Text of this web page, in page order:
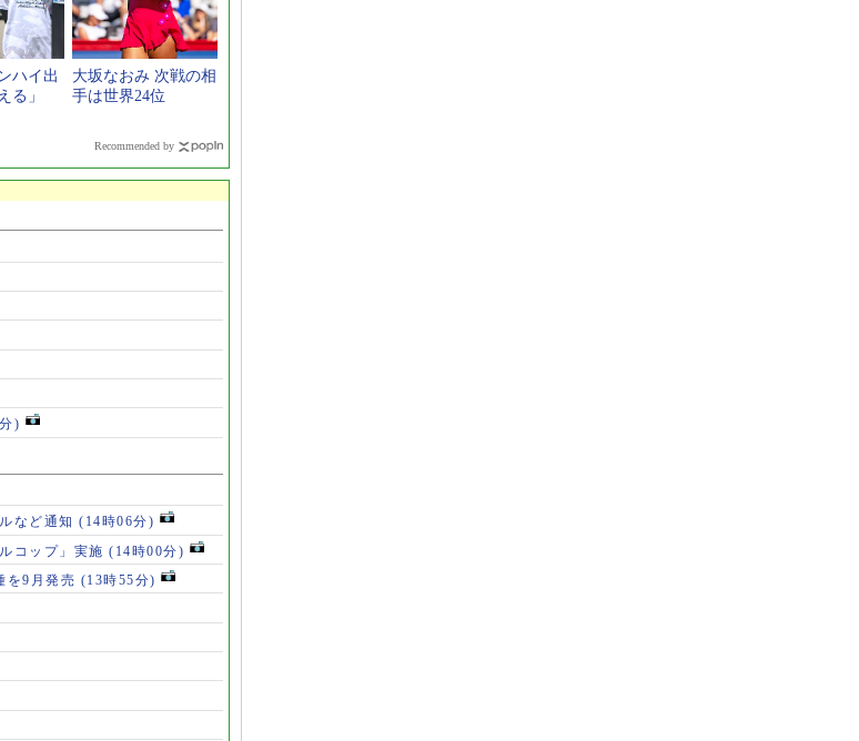
ハイ出
る」
大坂なおみ 次戦の相
手は世界24位
Recommended by
)
など通知 (14時06分)
コップ」実施 (14時00分)
を9月発売 (13時55分)